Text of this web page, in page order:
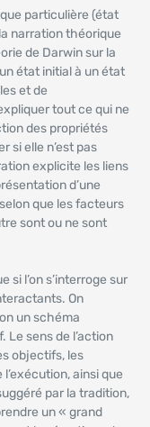
particulière (état
narration théorique
de Darwin sur la
état initial à un état
et de
tout ce qui ne
des propriétés
si elle n’est pas
explicite les liens
d’une
que les facteurs
sont ou ne sont
si l’on s’interroge sur
On
un schéma
sens de l’action
objectifs, les
ainsi que
par la tradition,
un « grand